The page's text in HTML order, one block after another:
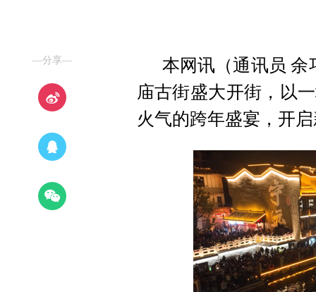
—分享—
本网讯（通讯员 余
庙古街盛大开街，以
火气的跨年盛宴，开